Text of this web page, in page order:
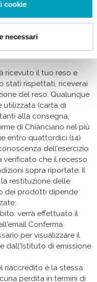
cookie
necessari
dei prodotti. Sarai,
potrà essere accettato
sopra riportate alle
ricevuto il tuo reso e
stati rispettati, riceverai
del reso. Qualunque
utilizzata (carta di
alla consegna,
di Chianciano nel più
entro quattordici (14)
dell'esercizio
che il recesso
sopra riportate. Il
restituzione delle
dei prodotti dipende
verrà effettuato il
Conferma
per visualizzare il
dall'Istituto di emissione
riaccredito è la stessa
perdita in termini di